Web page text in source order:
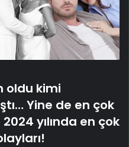
oldu kimi
Yine de en çok
yılında en çok